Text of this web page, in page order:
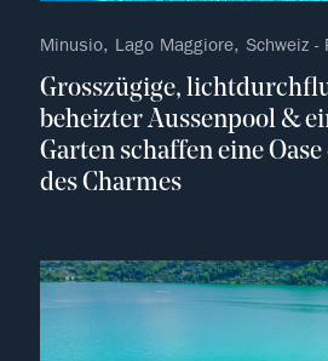
Minusio, Lago Maggiore, Schweiz -
Grosszügige,
beheizter Aussenpool &
Garten schaffen eine
des Charmes